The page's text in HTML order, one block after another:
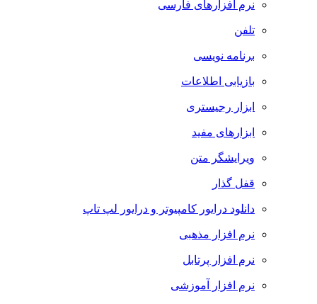
نرم افزارهای فارسی
تلفن
برنامه نویسی
بازیابی اطلاعات
ابزار رجیستری
ابزارهای مفید
ویرایشگر متن
قفل گذار
دانلود درایور کامپیوتر و درایور لپ تاپ
نرم افزار مذهبی
نرم افزار پرتابل
نرم افزار آموزشی